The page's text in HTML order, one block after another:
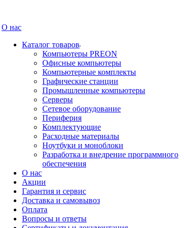
О нас
Каталог товаров
Компьютеры PREON
Офисные компьютеры
Компьютерные комплекты
Графические станции
Промышленные компьютеры
Серверы
Сетевое оборудование
Периферия
Комплектующие
Расходные материалы
Ноутбуки и моноблоки
Разработка и внедрение программного
обеспечения
О нас
Акции
Гарантия и сервис
Доставка и самовывоз
Оплата
Вопросы и ответы